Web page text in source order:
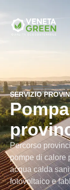
SERVIZIO
Percorso
pompe di calore
acqua calda
fotovoltaico e